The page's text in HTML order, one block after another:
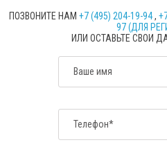
ПОЗВОНИТЕ НАМ +7 (495) 204-19-94,
97 (ДЛЯ
ИЛИ ОСТАВЬТЕ СВОИ
Ваше имя
Телефон*